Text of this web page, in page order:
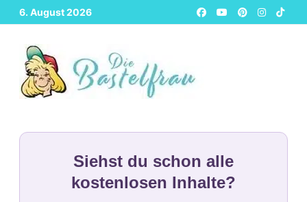
Zurück
zum
Inhalt
6. August 2026
Siehst du schon alle
kostenlosen Inhalte?